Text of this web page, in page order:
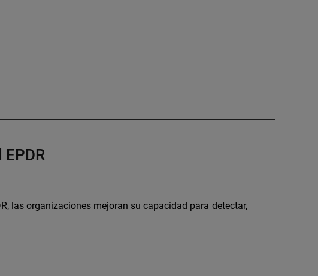
las organizaciones mejoran su capacidad para detectar,